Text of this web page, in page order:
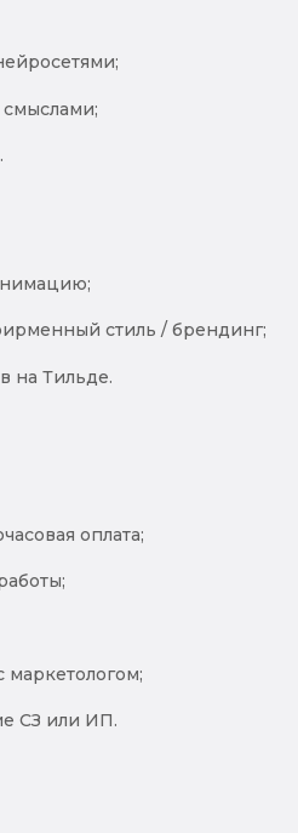
стиль / брендинг;
на Тильде.
оплата;
маркетологом;
СЗ или ИП.